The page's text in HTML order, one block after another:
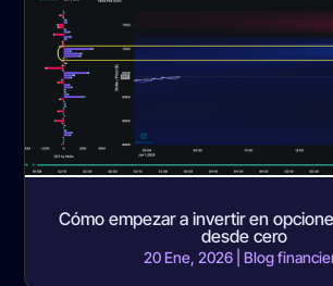
Cómo empezar a invertir en
desde cero
20 Ene, 2026| Blog